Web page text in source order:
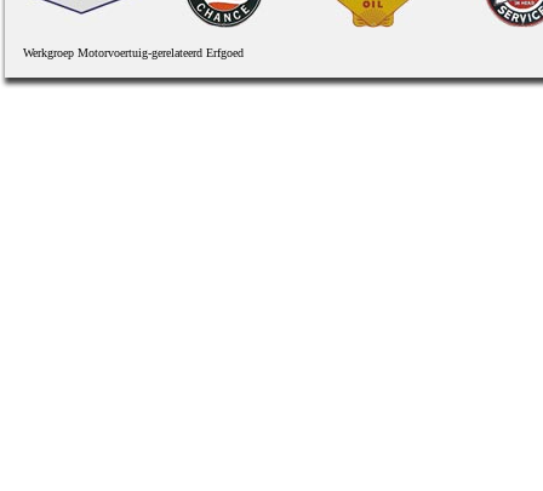
Werkgroep Motorvoertuig-gerelateerd Erfgoed